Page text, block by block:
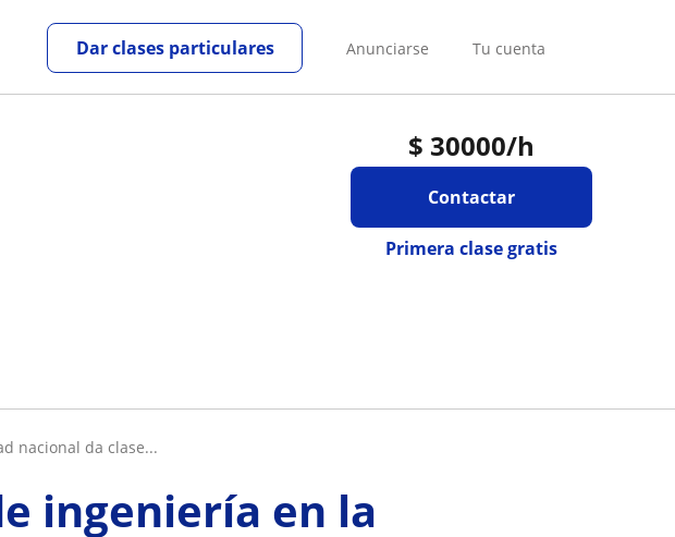
Anunciarse Tu cuenta
Dar clases particulares
$ 30000/h
Contactar
Primera clase gratis
nacional da clase...
ingeniería en la